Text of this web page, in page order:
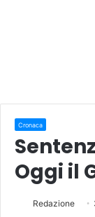
Cronaca
Oggi il
Redazione